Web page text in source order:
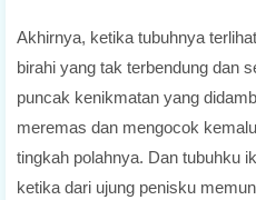
Akhirnya, ketika tubuhnya
birahi yang tak terbendung dan
puncak kenikmatan yang
meremas dan mengocok
tingkah polahnya. Dan tubuhku
ketika dari ujung penisku